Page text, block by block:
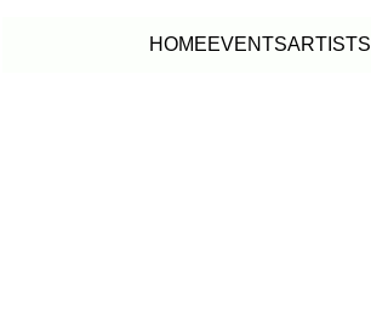
HOMEEVENTSARTISTS